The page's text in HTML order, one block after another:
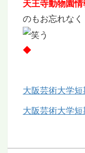
天王寺動物園情
のもお忘れなく
◆
大阪芸術大学
大阪芸術大学